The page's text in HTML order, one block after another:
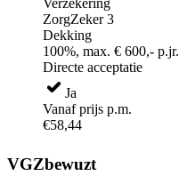
Verzekering
ZorgZeker 3
Dekking
100%, max. € 600,- p.jr.
Directe acceptatie
Ja
Vanaf prijs p.m.
€58,44
VGZbewuzt